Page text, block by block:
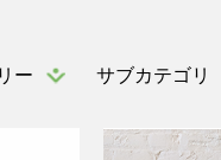
ー サブカテゴリ